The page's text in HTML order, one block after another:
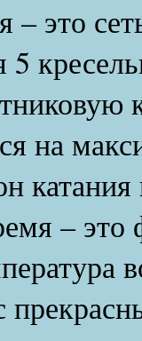
– это
на
– это